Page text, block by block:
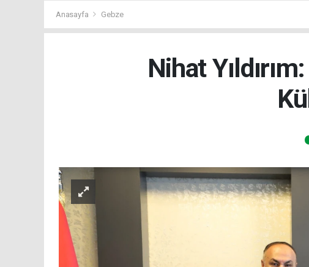
Anasayfa Gebze
Nihat